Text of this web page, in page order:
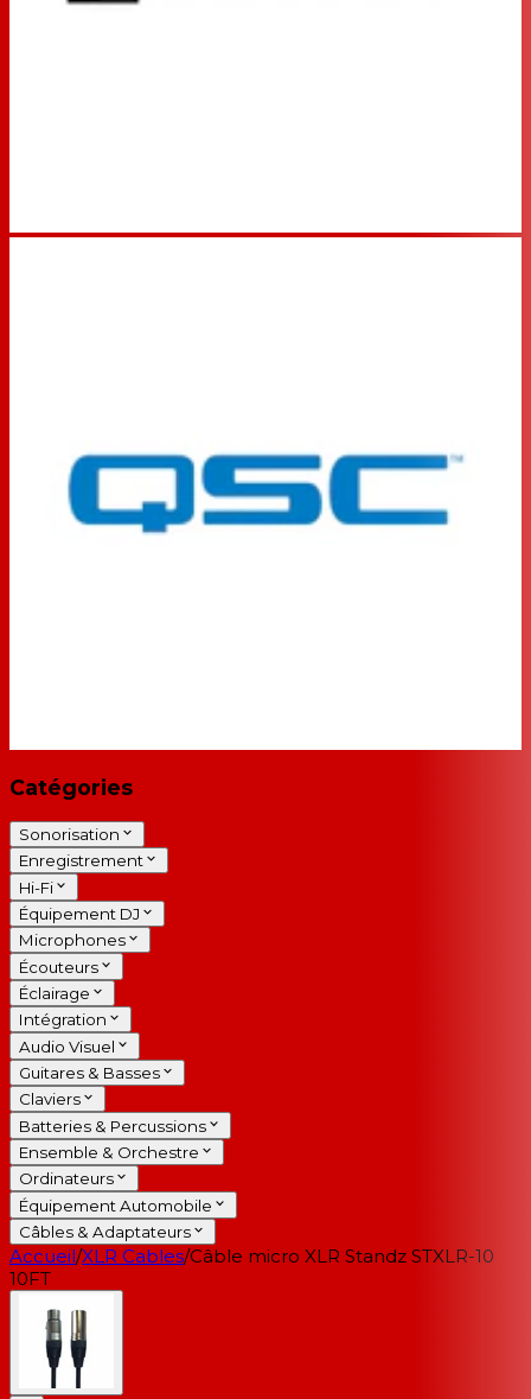
Catégories
Sonorisation
Enregistrement
Hi-Fi
Équipement DJ
Microphones
Écouteurs
Éclairage
Intégration
Audio Visuel
Guitares & Basses
Claviers
Batteries & Percussions
Ensemble & Orchestre
Ordinateurs
Équipement Automobile
Câbles & Adaptateurs
Accueil/XLR Cables/Câble micro XLR Standz STXLR-10
10FT